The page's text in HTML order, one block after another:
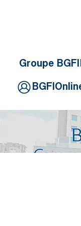
Groupe